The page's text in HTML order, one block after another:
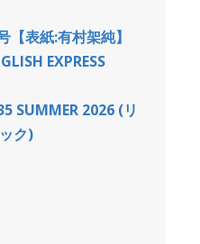
表紙:有村架純】
EXPRESS
SUMMER 2026 (リ
ク)